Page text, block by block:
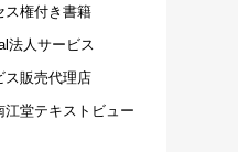
ス権付き書籍
法人サービス
ス販売代理店
江堂テキストビュー